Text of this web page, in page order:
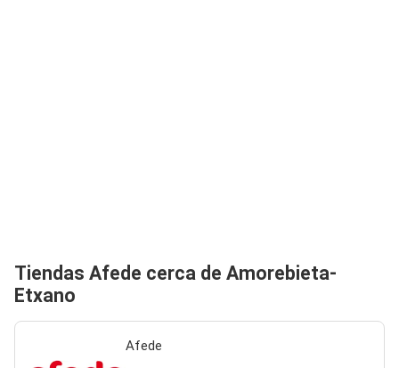
Tiendas Afede cerca de Amorebieta-
Etxano
Afede